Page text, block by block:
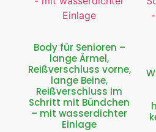
Body für Senioren –
lange Ärmel,
Reißverschluss vorne,
lange Beine,
Reißverschluss im
Schritt mit Bündchen
– mit wasserdichter
Einlage